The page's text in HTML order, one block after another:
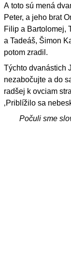
A toto sú mená
Peter, a jeho brat
Filip a Bartolomej,
a Tadeáš, Šimon
potom zradil.
Týchto dvanástich
nezabočujte a do
radšej k ovciam
‚Priblížilo sa
Počuli sme